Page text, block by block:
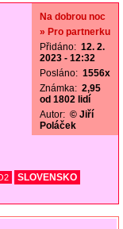
Na dobrou noc
» Pro partnerku
Přidáno: 12. 2.
2023 - 12:32
Posláno: 1556x
Známka: 2,95
od 1802 lidí
Autor: © Jiří
Poláček
SLOVENSKO